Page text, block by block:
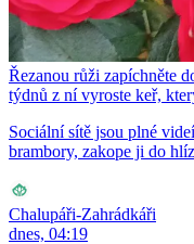
Řezanou růži zapíchněte
týdnů z ní vyroste keř,
Sociální sítě jsou plné
brambory, zakope ji do
Chalupáři-Zahrádkáři
dnes, 04:19